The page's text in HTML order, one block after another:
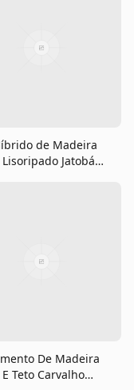
de Madeira
Jatobá
De Madeira
Teto Carvalho